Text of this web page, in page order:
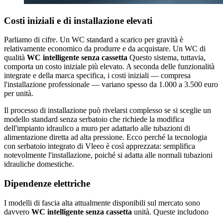
Costi iniziali e di installazione elevati
Parliamo di cifre. Un WC standard a scarico per gravità è
relativamente economico da produrre e da acquistare. Un WC di
qualità WC intelligente senza cassetta Questo sistema, tuttavia,
comporta un costo iniziale più elevato. A seconda delle funzionalità
integrate e della marca specifica, i costi iniziali — compresa
l'installazione professionale — variano spesso da 1.000 a 3.500 euro
per unità.
Il processo di installazione può rivelarsi complesso se si sceglie un
modello standard senza serbatoio che richiede la modifica
dell'impianto idraulico a muro per adattarlo alle tubazioni di
alimentazione diretta ad alta pressione. Ecco perché la tecnologia
con serbatoio integrato di Vleeo è così apprezzata: semplifica
notevolmente l'installazione, poiché si adatta alle normali tubazioni
idrauliche domestiche.
Dipendenze elettriche
I modelli di fascia alta attualmente disponibili sul mercato sono
davvero WC intelligente senza cassetta unità. Queste includono